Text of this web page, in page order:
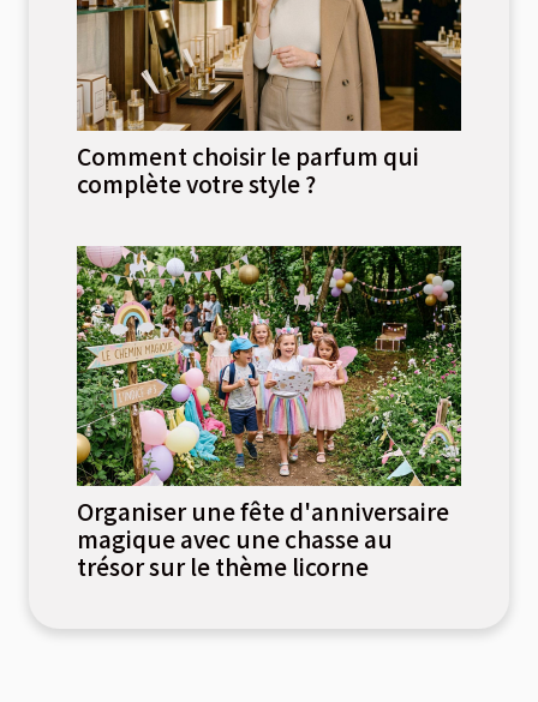
Comment choisir le parfum qui
complète votre style ?
Organiser une fête d'anniversaire
magique avec une chasse au
trésor sur le thème licorne